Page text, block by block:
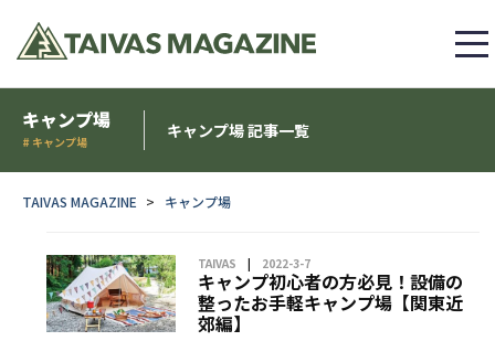
キャンプ場
# キャンプ場
キャンプ場 記事一覧
TAIVAS MAGAZINE キャンプ場
TAIVAS 2022-3-7
キャンプ初心者の方必見！設備の
整ったお手軽キャンプ場【関東近
郊編】